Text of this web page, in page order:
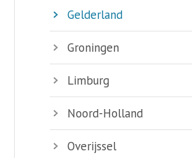
Gelderland
Groningen
Limburg
Noord-Holland
Overijssel